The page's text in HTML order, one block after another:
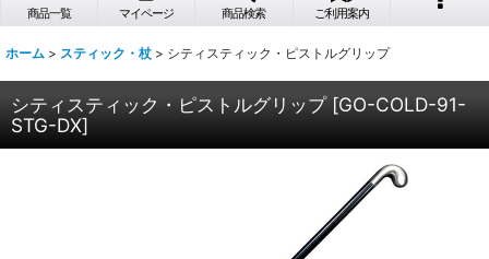
商品一覧 マイページ 商品検索 ご利用案内
ホーム > スティック・杖 > シティスティック・ピストルグリップ
シティスティック・ピストルグリップ [GO-COLD-91-
STG-DX]